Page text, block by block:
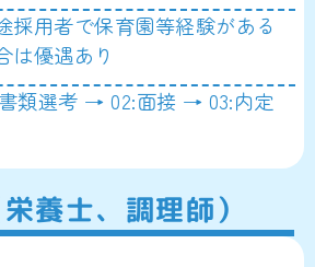
採用者で保育園等経験がある
は優遇あり
類選考 → 02:面接 → 03:内定
養士、調理師）